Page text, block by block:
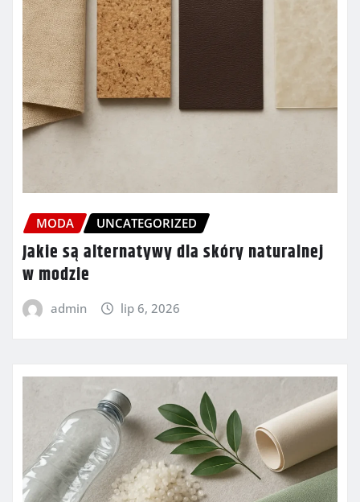
MODA UNCATEGORIZED
Jakie są alternatywy dla skóry naturalnej
w modzie
admin lip 6, 2026